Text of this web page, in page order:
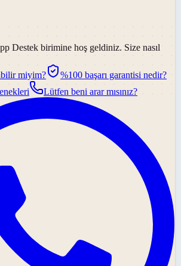
Destek birimine hoş geldiniz. Size nasıl
miyim?
%100 başarı garantisi nedir?
Lütfen beni arar mısınız?